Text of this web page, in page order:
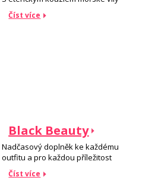
Číst více
Black Beauty
Nadčasový doplněk ke každému
outfitu a pro každou příležitost
Číst více